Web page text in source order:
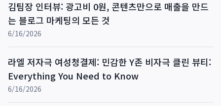
김팀장 인터뷰: 광고비 0원, 콘텐츠만으로 매출을 만드
는 블로그 마케팅의 모든 것
6/16/2026
라엘 저자극 여성청결제: 민감한 Y존 비자극 클린 뷰티:
Everything You Need to Know
6/16/2026